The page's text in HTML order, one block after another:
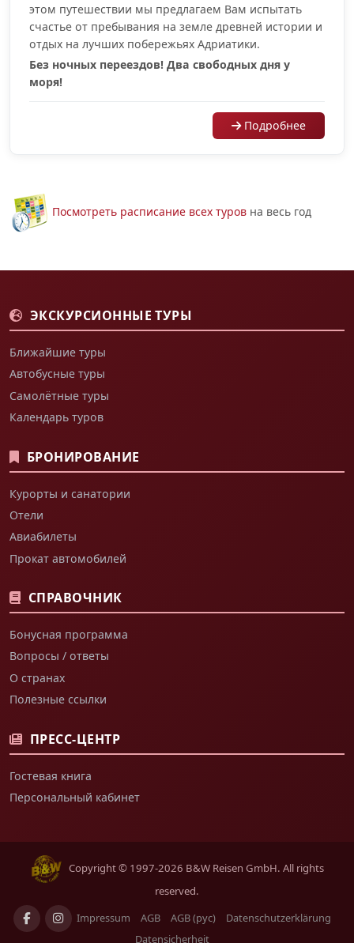
этом путешествии мы предлагаем Вам испытать
счастье от пребывания на земле древней истории и
отдых на лучших побережьях Адриатики.
Без ночных переездов! Два свободных дня у
моря!
Подробнее
Посмотреть расписание всех туров на весь год
ЭКСКУРСИОННЫЕ ТУРЫ
Ближайшие туры
Автобусные туры
Самолётные туры
Календарь туров
БРОНИРОВАНИЕ
Курорты и санатории
Отели
Авиабилеты
Прокат автомобилей
СПРАВОЧНИК
Бонусная программа
Вопросы / ответы
О странах
Полезные ссылки
ПРЕСС-ЦЕНТР
Гостевая книга
Персональный кабинет
Copyright © 1997-2026 B&W Reisen GmbH. All rights
reserved.
Impressum
AGB AGB (рус)
Datenschutzerklärung
Datensicherheit